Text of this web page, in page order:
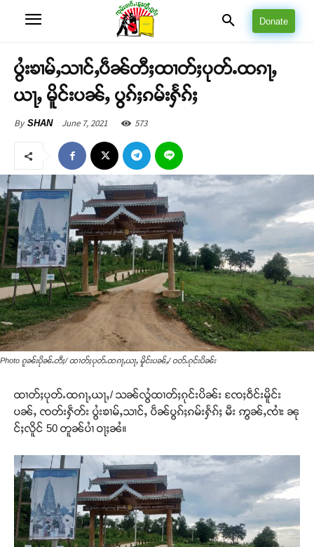
Donate
ပွႆးၶၢမ်ႇသၢင်ႇပဵၼ်တီႈထၢတ်ႈပုတ်ႉထၵႃႇ
ယႃႇ မိူင်းပၼ်ႇ ပွၵ်ႈၵမ်းႁႅၵ်ႈ
By SHAN June 7, 2021 573
Photo ၵူၼ်းပိုၼ်ႉတီႈ/ ထၢတ်ႈပုတ်ႉထၵႃႇယႃႇ မိူင်းပၼ်ႇ/ ဝတ်ႉၵုင်းပိၼ်း
ထၢတ်ႈပုတ်ႉထၵႃႇယႃႇ/ သၼ်လွႆထၢတ်ႈၵုင်းပိၼ်း ၸႄႈဝဵင်းမိူင်း
ပၼ်ႇ ၸတ်းႁဵတ်း ပွႆးၶၢမ်ႇသၢင်ႇ ပဵၼ်ပွၵ်ႈၵမ်းႁႅၵ်ႈ မီး ဢွၼ်ႇၸၢႆး ၼု
င်ႈလိူင် 50 တူၼ်ပၢႆ ဝႃႈၼႆ။